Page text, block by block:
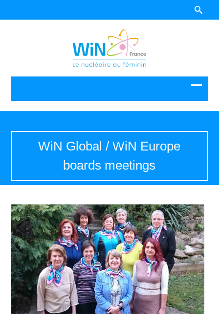
WiN Global / WiN Europe
boards meetings